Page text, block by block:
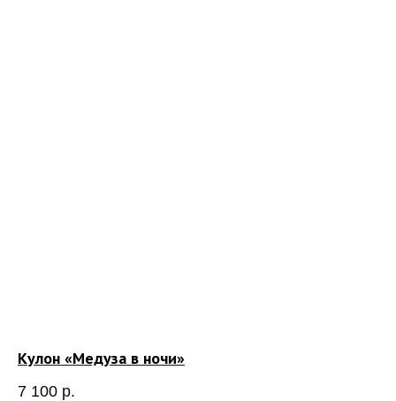
Кулон «Медуза в ночи»
7 100 р.